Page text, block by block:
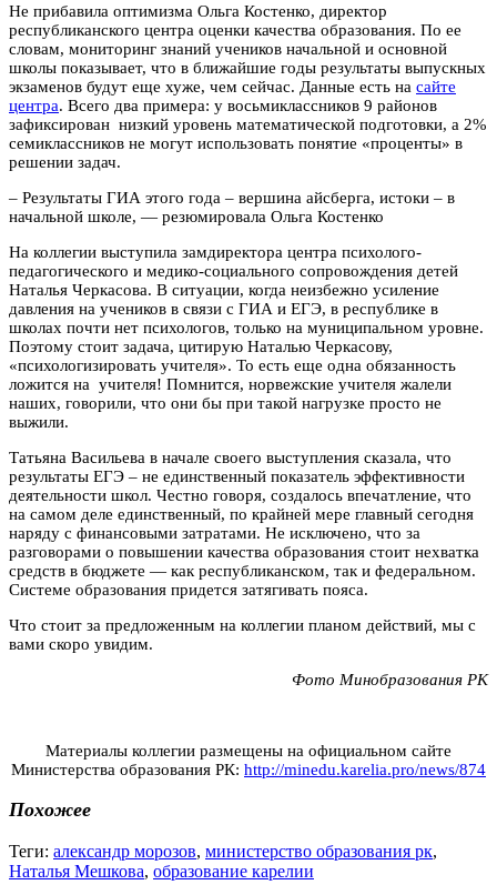
Не прибавила оптимизма Ольга Костенко, директор
республиканского центра оценки качества образования. По ее
словам, мониторинг знаний учеников начальной и основной
школы показывает, что в ближайшие годы результаты выпускных
экзаменов будут еще хуже, чем сейчас. Данные есть на сайте
центра. Всего два примера: у восьмиклассников 9 районов
зафиксирован низкий уровень математической подготовки, а 2%
семиклассников не могут использовать понятие «проценты» в
решении задач.
– Результаты ГИА этого года – вершина айсберга, истоки – в
начальной школе, — резюмировала Ольга Костенко
На коллегии выступила замдиректора центра психолого-
педагогического и медико-социального сопровождения детей
Наталья Черкасова. В ситуации, когда неизбежно усиление
давления на учеников в связи с ГИА и ЕГЭ, в республике в
школах почти нет психологов, только на муниципальном уровне.
Поэтому стоит задача, цитирую Наталью Черкасову,
«психологизировать учителя». То есть еще одна обязанность
ложится на учителя! Помнится, норвежские учителя жалели
наших, говорили, что они бы при такой нагрузке просто не
выжили.
Татьяна Васильева в начале своего выступления сказала, что
результаты ЕГЭ – не единственный показатель эффективности
деятельности школ. Честно говоря, создалось впечатление, что
на самом деле единственный, по крайней мере главный сегодня
наряду с финансовыми затратами. Не исключено, что за
разговорами о повышении качества образования стоит нехватка
средств в бюджете — как республиканском, так и федеральном.
Системе образования придется затягивать пояса.
Что стоит за предложенным на коллегии планом действий, мы с
вами скоро увидим.
Фото Минобразования РК
Материалы коллегии размещены на официальном сайте
Министерства образования РК: http://minedu.karelia.pro/news/874
Похожее
Теги: александр морозов, министерство образования рк,
Наталья Мешкова, образование карелии